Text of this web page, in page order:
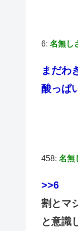
6: 名無し
まだわ
酸っぱ
458: 名無
>>6
割とマ
と意識